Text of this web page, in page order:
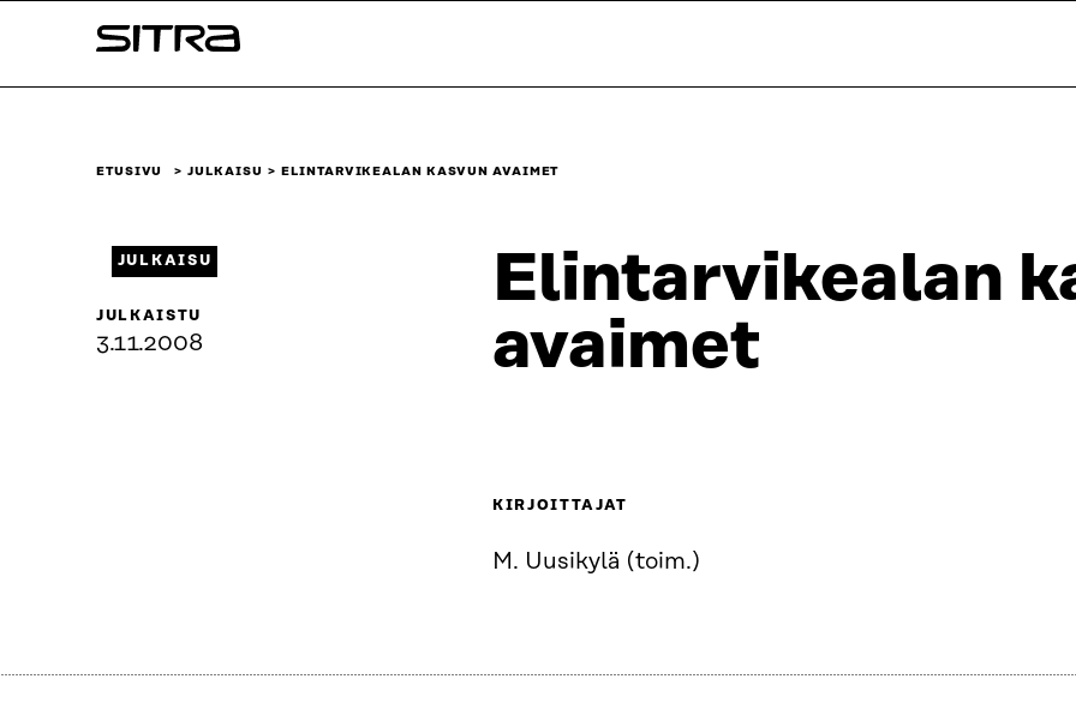
sisältöön
Sitra
ETUSIVU JULKAISU ELINTARVIKEALAN KASVUN AVAIMET
Elintarvikealan
avaimet
JULKAISU
JULKAISTU
3.11.2008
KIRJOITTAJAT
M. Uusikylä (toim.)